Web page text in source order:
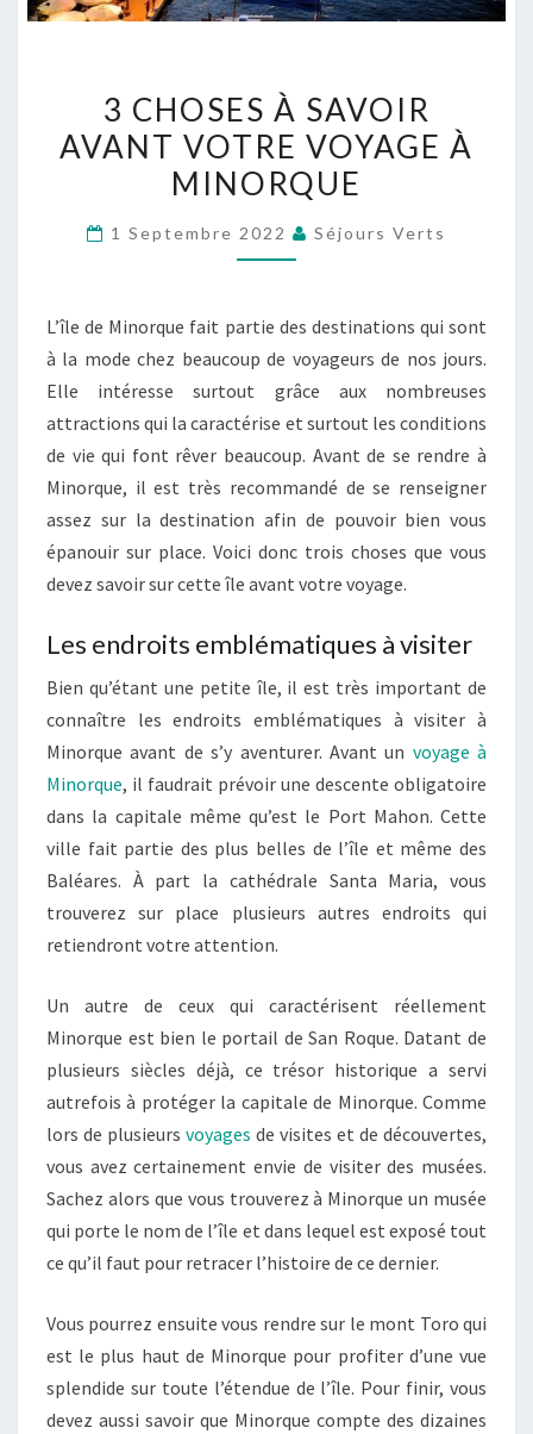
CHOSES
À
SAVOIR
VOTRE
MINORQUE
3 CHOSES À SAVOIR
AVANT VOTRE VOYAGE À
MINORQUE
1 Septembre 2022 Séjours Verts
L’île de Minorque fait partie des destinations qui sont
à la mode chez beaucoup de voyageurs de nos jours.
Elle intéresse surtout grâce aux nombreuses
attractions qui la caractérise et surtout les conditions
de vie qui font rêver beaucoup. Avant de se rendre à
Minorque, il est très recommandé de se renseigner
assez sur la destination afin de pouvoir bien vous
épanouir sur place. Voici donc trois choses que vous
devez savoir sur cette île avant votre voyage.
Les endroits emblématiques à visiter
Bien qu’étant une petite île, il est très important de
connaître les endroits emblématiques à visiter à
Minorque avant de s’y aventurer. Avant un voyage à
Minorque, il faudrait prévoir une descente obligatoire
dans la capitale même qu’est le Port Mahon. Cette
ville fait partie des plus belles de l’île et même des
Baléares. À part la cathédrale Santa Maria, vous
trouverez sur place plusieurs autres endroits qui
retiendront votre attention.
Un autre de ceux qui caractérisent réellement
Minorque est bien le portail de San Roque. Datant de
plusieurs siècles déjà, ce trésor historique a servi
autrefois à protéger la capitale de Minorque. Comme
lors de plusieurs voyages de visites et de découvertes,
vous avez certainement envie de visiter des musées.
Sachez alors que vous trouverez à Minorque un musée
qui porte le nom de l’île et dans lequel est exposé tout
ce qu’il faut pour retracer l’histoire de ce dernier.
Vous pourrez ensuite vous rendre sur le mont Toro qui
est le plus haut de Minorque pour profiter d’une vue
splendide sur toute l’étendue de l’île. Pour finir, vous
devez aussi savoir que Minorque compte des dizaines